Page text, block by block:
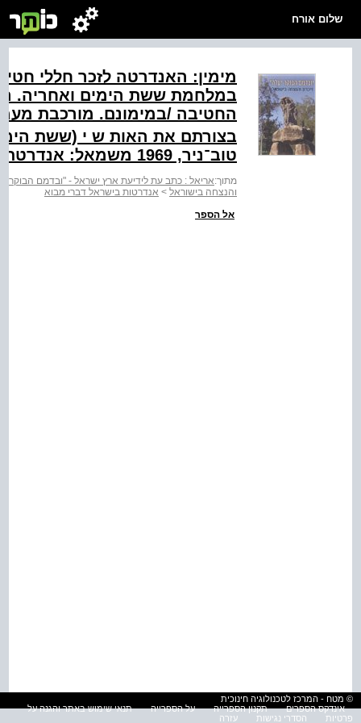
שלום אורח
במלחמת ששת הימים ואחריה.
החטיבה /במימונם. מורכבת
בצורתם את האות ש י (ששת
טוב־ניר, 1969 משמאל: אנדרטת הבקעה. יגאל תומרקין‭1972,‬
מתוך:אריאל : כתב עת לידיעת ארץ ישראל - "ובדמם הבוקר
והנצחה בישוראל > אנדרטות בישראל דברי מבוא
אל הספר
© מטח - המרכז לטכנולוגיה חינוכית
אינדקס הספרים
תקנון הספרייה על הספרייה
תנאי שימוש באתר והגנה על
פרטיות
הסדרי נגישות עזרה